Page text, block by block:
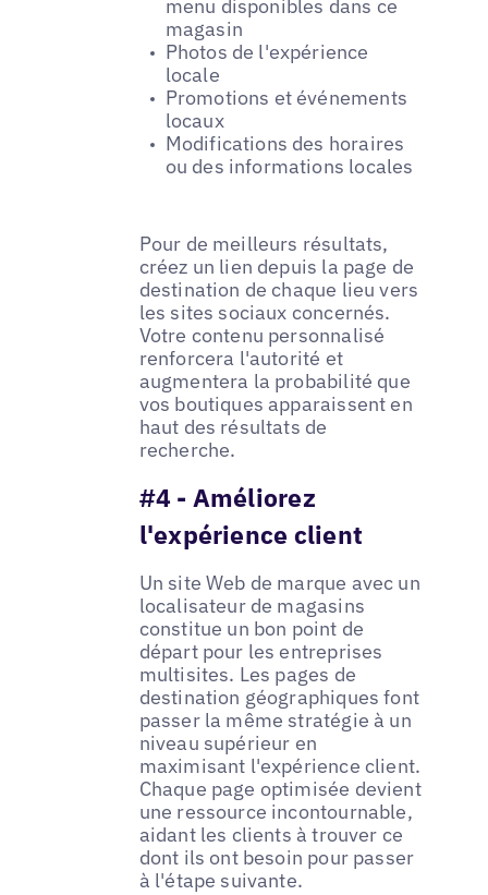
menu disponibles dans ce
magasin
Photos de l'expérience
locale
Promotions et événements
locaux
Modifications des horaires
ou des informations locales
Pour de meilleurs résultats,
créez un lien depuis la page de
destination de chaque lieu vers
les sites sociaux concernés.
Votre contenu personnalisé
renforcera l'autorité et
augmentera la probabilité que
vos boutiques apparaissent en
haut des résultats de
recherche.
#4 - Améliorez
l'expérience client
Un site Web de marque avec un
localisateur de magasins
constitue un bon point de
départ pour les entreprises
multisites. Les pages de
destination géographiques font
passer la même stratégie à un
niveau supérieur en
maximisant l'expérience client.
Chaque page optimisée devient
une ressource incontournable,
aidant les clients à trouver ce
dont ils ont besoin pour passer
à l'étape suivante.